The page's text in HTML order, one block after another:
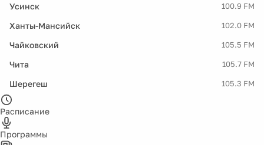
Усинск 100.9 FM
Ханты-Мансийск 102.0 FM
Чайковский 105.5 FM
Чита 105.7 FM
Шерегеш 105.3 FM
Расписание
Программы